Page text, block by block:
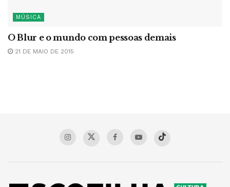
MÚSICA
O Blur e o mundo com pessoas demais
21 DE MAIO DE 2015